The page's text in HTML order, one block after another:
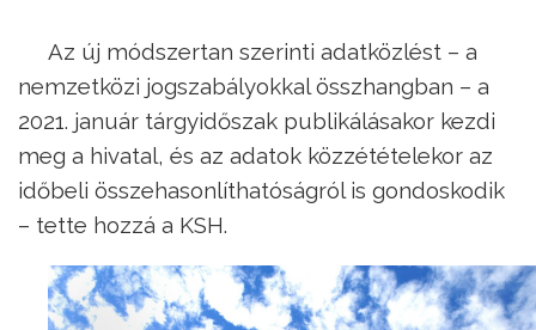
Az új módszertan szerinti adatközlést – a
nemzetközi jogszabályokkal összhangban – a
2021. január tárgyidőszak publikálásakor kezdi
meg a hivatal, és az adatok közzétételekor az
időbeli összehasonlíthatóságról is gondoskodik
– tette hozzá a KSH.